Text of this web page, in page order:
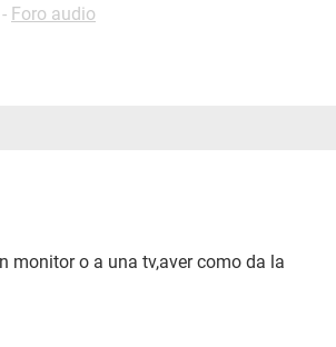
- Foro audio
monitor o a una tv,aver como da la